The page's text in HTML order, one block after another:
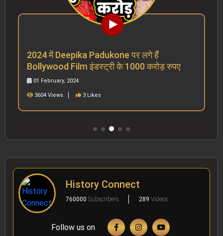
2024 में Deepika Padukone पर लगे हैं
Bollywood Film इंडस्ट्री के 1000 करोड़ रुपए
01 February, 2024
3604 Views 3 Likes
History Connect
760000 Subscribers 289 Videos
Follow us on